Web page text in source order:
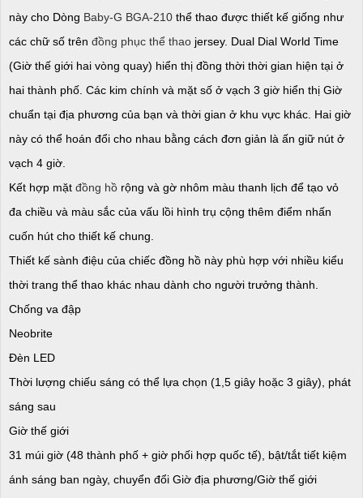
này cho Dòng Baby-G BGA-210 thể thao được thiết kế giống như
các chữ số trên đồng phục thể thao jersey. Dual Dial World Time
(Giờ thế giới hai vòng quay) hiển thị đồng thời thời gian hiện tại ở
hai thành phố. Các kim chính và mặt số ở vạch 3 giờ hiển thị Giờ
chuẩn tại địa phương của bạn và thời gian ở khu vực khác. Hai giờ
này có thể hoán đổi cho nhau bằng cách đơn giản là ấn giữ nút ở
vạch 4 giờ.
Kết hợp mặt đồng hồ rộng và gờ nhôm màu thanh lịch để tạo vỏ
đa chiều và màu sắc của vấu lồi hình trụ cộng thêm điểm nhấn
cuốn hút cho thiết kế chung.
Thiết kế sành điệu của chiếc đồng hồ này phù hợp với nhiều kiểu
thời trang thể thao khác nhau dành cho người trưởng thành.
Chống va đập
Neobrite
Đèn LED
Thời lượng chiếu sáng có thể lựa chọn (1,5 giây hoặc 3 giây), phát
sáng sau
Giờ thế giới
31 múi giờ (48 thành phố + giờ phối hợp quốc tế), bật/tắt tiết kiệm
ánh sáng ban ngày, chuyển đổi Giờ địa phương/Giờ thế giới